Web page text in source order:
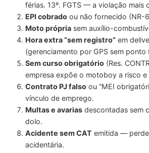
férias. 13º. FGTS — a violação mais
EPI cobrado ou não fornecido (NR-
Moto própria sem auxílio-
Hora extra “sem registro” em
(gerenciamento por GPS sem ponto
Sem curso obrigatório (Res.
empresa expõe o motoboy a risco
Contrato PJ falso ou “MEI
vínculo de emprego.
Multas e avarias descontadas sem
dolo.
Acidente sem CAT emitida —
acidentária.